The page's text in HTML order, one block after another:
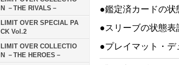
N －THE RIVALS－
LIMIT OVER SPECIAL PA
CK Vol.2
LIMIT OVER COLLECTIO
N －THE HEROES－
●鑑定済カードの
●スリーブの状態
●プレイマット・